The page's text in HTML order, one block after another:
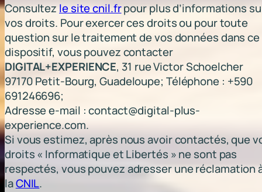
Consultez le site cnil.frpour plus d’informations
vos droits. Pour exercer ces droits ou pour toute
question sur le traitement de vos données dans ce
dispositif, vous pouvez contacter
DIGITAL+EXPERIENCE, 31 rue Victor Schoelcher
97170 Petit-Bourg, Guadeloupe; Téléphone : +590
691246696;
Adresse e-mail : contact@digital-plus-
experience.com.
Si vous estimez, après nous avoir contactés, que
droits « Informatique et Libertés » ne sont pas
respectés, vous pouvez adresser une réclamation
laCNIL.